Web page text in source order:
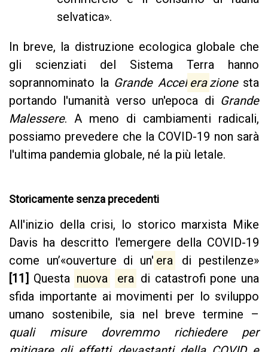
selvatica».
In breve, la distruzione ecologica globale che
gli scienziati del Sistema Terra hanno
soprannominato la Grande Accel era zionesta
portando l'umanità verso un'epoca di Grande
Malessere. A meno di cambiamenti radicali,
possiamo prevedere che la COVID-19 non sarà
l'ultima pandemia globale, né la più letale.
Storicamente senza precedenti
All'inizio della crisi, lo storico marxista Mike
Davis ha descritto l'emergere della COVID-19
come un’«ouverture di un' era
di pestilenze»
[11] Questa nuova era di catastrofi pone una
sfida importante ai movimenti per lo sviluppo
umano sostenibile, sia nel breve termine –
quali misure dovremmo richiedere per